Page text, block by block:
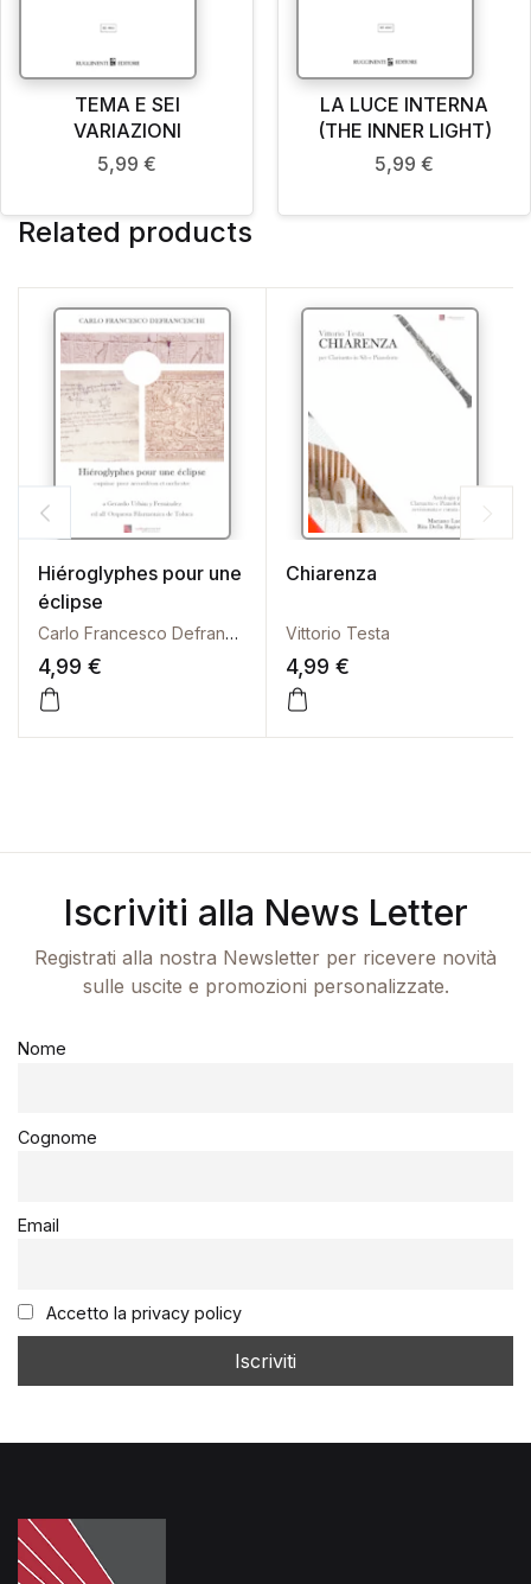
TEMA E SEI
VARIAZIONI
5,99 €
LA LUCE INTERNA
(THE INNER LIGHT)
5,99 €
Related products
Hiéroglyphes pour une
éclipse
Carlo Francesco Defranceschi
4,99 €
Chiarenza
Vittorio Testa
4,99 €
Iscriviti alla News Letter
Registrati alla nostra Newsletter per ricevere novità
sulle uscite e promozioni personalizzate.
Nome
Cognome
Email
Accetto la privacy policy